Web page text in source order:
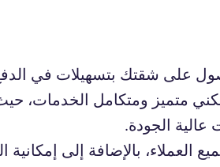
على شقتك بتسهيلات في
ومتكامل الخدمات، حيث
عالية الجودة.
بالإضافة إلى